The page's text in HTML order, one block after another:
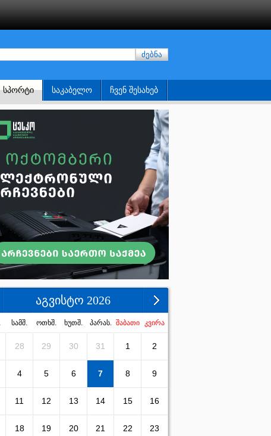
ძებნა
ᲡᲞᲝᲠᲢᲘ ᲡᲐᲙᲐᲑᲔᲚᲝ ᲩᲕᲔᲜ ᲨᲔᲡᲐᲮᲔᲑ
აგვისტო 2026
სამშ. ოთხშ. ხუთშ. პარას. შაბათი კვირა
28 29 30 31 1 2
4 5 6 7 8 9
11 12 13 14 15 16
18 19 20 21 22 23